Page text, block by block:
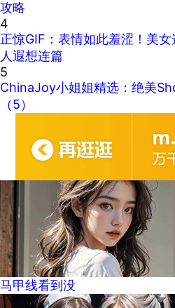
攻略
4
正惊GIF：表情如此羞涩！美
人遐想连篇
5
ChinaJoy小姐姐精选：绝美
（5）
马甲线看到没